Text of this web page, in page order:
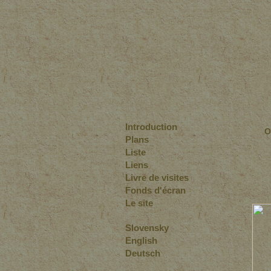
Introduction
Plans
Liste
Liens
Livre de visites
Fonds d'écran
Le site
Slovensky
English
Deutsch